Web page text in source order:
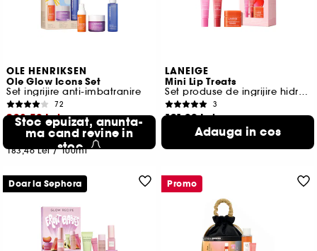
OLE HENRIKSEN
Ole Glow Icons Set
Set ingrijire anti-imbatranire
72
238,50 Lei
Cel mai mic pret:341,00 Lei -30.1%
183,46 Lei /100ml
Stoc epuizat, anunta-
ma cand revine in
stoc
LANEIGE
Mini Lip Treats
Set produse de ingrijire hidratante pentru buze zi si noapte
3
121,00 Lei
672,22 Lei /100g
Adauga in cos
Doar la Sephora Promo